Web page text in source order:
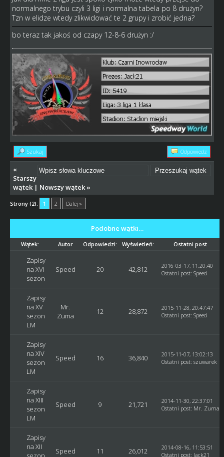
normalnego trybu czyli 3 ligi i normalna tabela po 8 drużyn?
Tzn w elidze wtedy zlikwidować te 2 grupy i zrobić jedna?
bo teraz tak jakoś od czapy 12-8-6 drużyn :/
Szukaj Odpowiedz
«
Starszy
wątek| Nowszy wątek»
Strony (2): 1 2 Dalej »
Podobne wątki…
Wątek: Autor Odpowiedzi: Wyświetleń: Ostatni post
Zapisy
na XVI
sezon
Speed 20 42,812
2016-03-17, 11:20:40
Ostatni post: Speed
Zapisy
na XV
sezon
LM
Mr.
Zuma
12 28,872
2015-11-28, 20:47:47
Ostatni post: Speed
Zapisy
na XIV
sezon
LM
Speed 16 36,840
2015-11-07, 13:02:13
Ostatni post: szuwarek
Zapisy
na XIII
sezon
LM
Speed 9 21,721
2014-11-30, 22:37:01
Ostatni post: Mr. Zuma
Zapisy
na XII
Speed 11 26,012
2014-08-16, 11:53:51
Ostatni post: Jack21